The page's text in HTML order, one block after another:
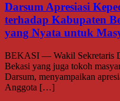
Darsum Apresiasi
terhadap Kabupaten
yang Nyata untuk
BEKASI — Wakil Sekretaris
Bekasi yang juga tokoh
Darsum, menyampaikan
Anggota […]